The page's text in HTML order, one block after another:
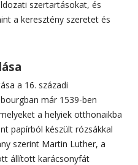
szertartásokat, és
a keresztény szeretet és
a 16. századi
már 1539-ben
a helyiek otthonaikba
papírból készült rózsákkal
szerint Martin Luther, a
állított karácsonyfát